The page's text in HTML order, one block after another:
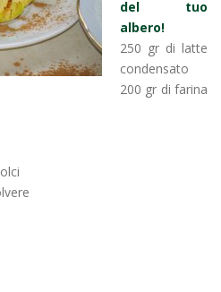
del tuo
albero!
250 gr di latte
condensato
200 gr di farina